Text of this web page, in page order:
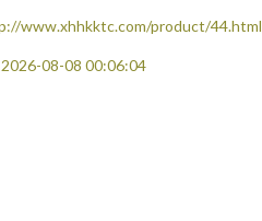
www.xhhkktc.com/product/44.html
08-08 00:06:04